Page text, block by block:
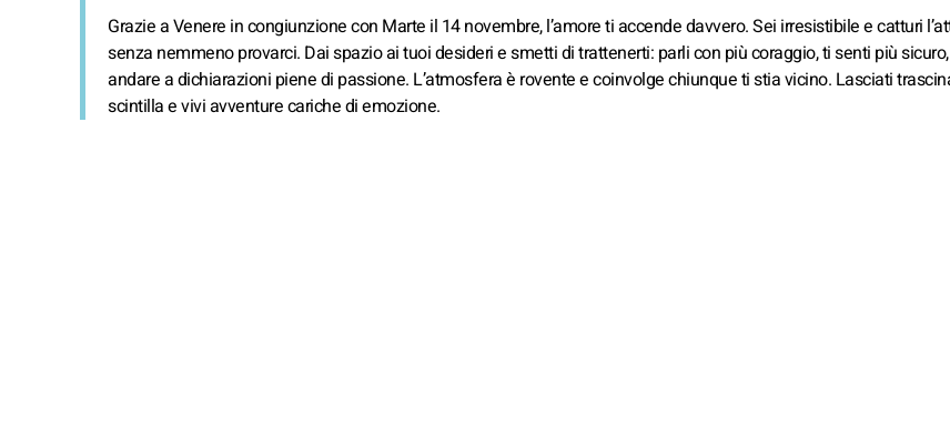
Grazie a Venere in congiunzione con Marte il 14 novembre, l’amore ti accende davvero. Sei irresistibile e catturi
senza nemmeno provarci. Dai spazio ai tuoi desideri e smetti di trattenerti: parli con più coraggio, ti senti più
andare a dichiarazioni piene di passione. L’atmosfera è rovente e coinvolge chiunque ti stia vicino. Lasciati
scintilla e vivi avventure cariche di emozione.